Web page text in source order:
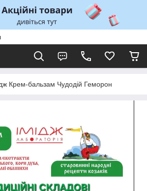
Крем-бальзам Чудодій Геморон